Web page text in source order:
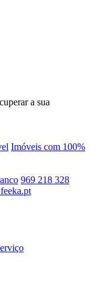
a sua
Imóveis com 100%
969 218 328